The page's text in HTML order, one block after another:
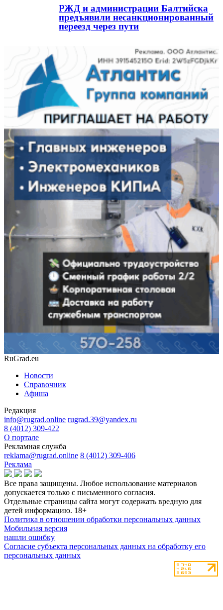
РЖД и администрации Балтийска
предъявили несанкционированный
переезд через пути
RuGrad.eu
Новости
Справочник
Афиша
Редакция
info@rugrad.online rugrad.39@yandex.ru
8 (4012) 309-422
О портале
Рекламная служба
reklama@rugrad.online 8 (4012) 309-406
Реклама
Все права защищены. Любое использование материалов
допускается только с письменного согласия.
Отдельные страницы сайта могут содержать вредную для
детей информацию. 18+
Политика в отношении обработки персональных данных
Мобильная версия
нашли ошибку
Согласие субъекта персональных данных на обработку его
персональных данных